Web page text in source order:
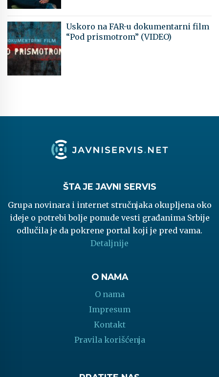
Uskoro na FAR-u dokumentarni film
“Pod prismotrom” (VIDEO)
ŠTA JE JAVNI SERVIS
Grupa novinara i internet stručnjaka okupljena oko
ideje o potrebi bolje ponude vesti građanima Srbije
odlučila je da pokrene portal koji je pred vama.
Detaljnije
O NAMA
O nama
Impresum
Kontakt
Pravila korišćenja